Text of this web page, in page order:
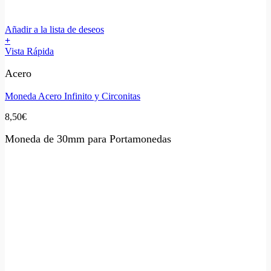
Añadir a la lista de deseos
+
Vista Rápida
Acero
Moneda Acero Infinito y Circonitas
8,50€
Moneda de 30mm para Portamonedas